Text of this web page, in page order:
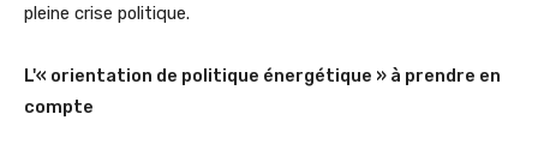
pleine crise politique.
L'« orientation de politique énergétique » à prendre en
compte